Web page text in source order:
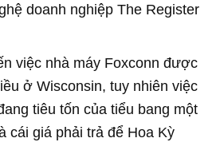
doanh nghiệp The Register
việc nhà máy Foxconn được
ở Wisconsin, tuy nhiên việc
tiêu tốn của tiểu bang một
cái giá phải trả để Hoa Kỳ